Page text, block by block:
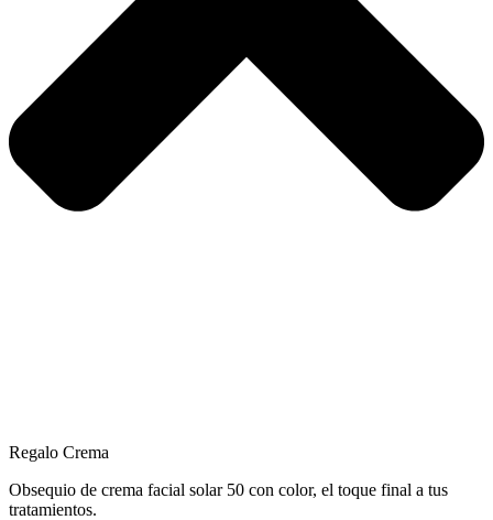
Regalo Crema
Obsequio de crema facial solar 50 con color, el toque final a tus
tratamientos.